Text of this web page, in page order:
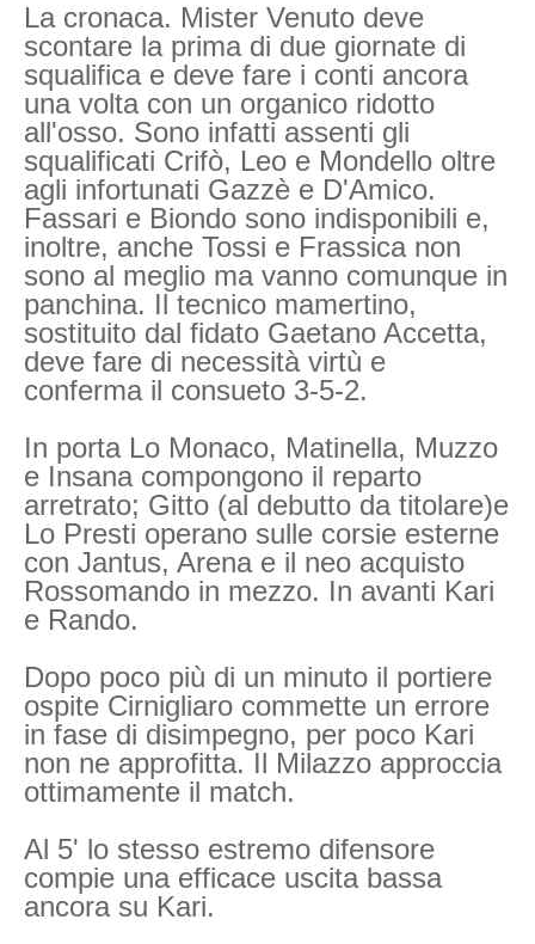
La cronaca. Mister Venuto deve
scontare la prima di due giornate di
squalifica e deve fare i conti ancora
una volta con un organico ridotto
all'osso. Sono infatti assenti gli
squalificati Crifò, Leo e Mondello oltre
agli infortunati Gazzè e D'Amico.
Fassari e Biondo sono indisponibili e,
inoltre, anche Tossi e Frassica non
sono al meglio ma vanno comunque in
panchina. Il tecnico mamertino,
sostituito dal fidato Gaetano Accetta,
deve fare di necessità virtù e
conferma il consueto 3-5-2.
In porta Lo Monaco, Matinella, Muzzo
e Insana compongono il reparto
arretrato; Gitto (al debutto da titolare)e
Lo Presti operano sulle corsie esterne
con Jantus, Arena e il neo acquisto
Rossomando in mezzo. In avanti Kari
e Rando.
Dopo poco più di un minuto il portiere
ospite Cirnigliaro commette un errore
in fase di disimpegno, per poco Kari
non ne approfitta. Il Milazzo approccia
ottimamente il match.
Al 5' lo stesso estremo difensore
compie una efficace uscita bassa
ancora su Kari.